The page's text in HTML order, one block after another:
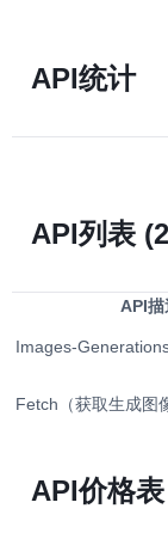
API统计
API列表
API描
Images-
Fetch（获取生成图
API价格表